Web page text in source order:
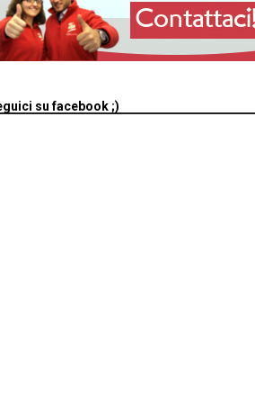
su facebook ;)